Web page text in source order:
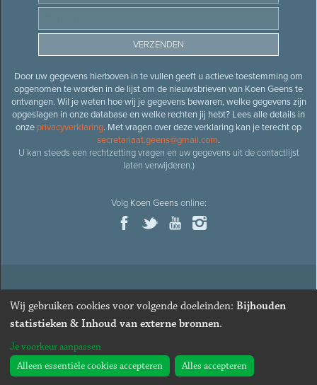
Door uw gegevens hierboven in te vullen geeft u actieve toestemming om
opgenomen te worden in de lijst om de nieuwsbrieven van Koen Geens te
ontvangen. Wil je weten hoe wij je gegevens bewaren, welke gegevens zijn
opgeslagen in onze database en welke rechten jij hebt? Lees alle details in
onze privacyverklaring. Met vragen over deze verklaring kan je terecht op
secretariaat.geens@gmail.com.
U kan steeds een rechtzetting vragen en uw gegevens uit de contactlijst
laten verwijderen.)
Volg Koen Geensonline:
© 2026Oud-minister en ere-volksvertegenwoordiger Koen
· Alle rechten voorbehouden · Cookies wijzigen
Webdesign&website ontwikkelingdoor Zenjoy in Leuven
Wij gebruiken cookies voor volgende doeleinden: Bijhouden
statistieken & Inhoud van externe bronnen.
Je voorkeur aanpassen
Alleen essentiële cookies accepteren
Alles accepteren